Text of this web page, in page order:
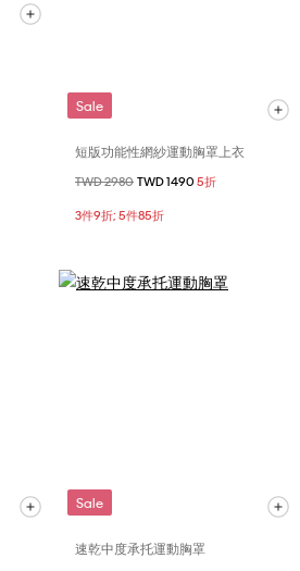
Sale
短版功能性網紗運動胸罩上衣
價格扣減從
TWD 2980 至
TWD 1490 5折
3件9折; 5件85折
Sale
速乾中度承托運動胸罩